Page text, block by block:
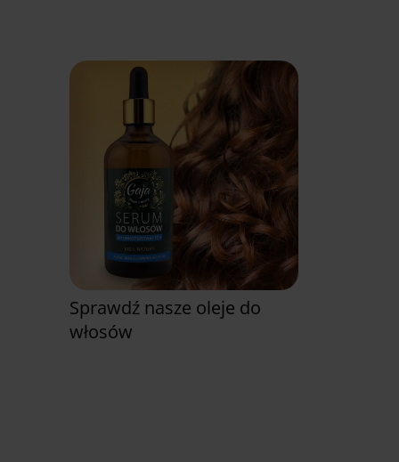
Sprawdź nasze oleje do
włosów